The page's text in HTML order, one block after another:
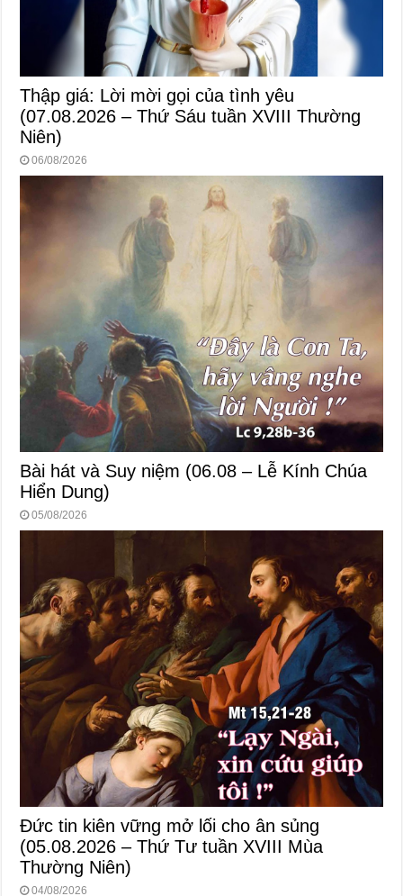
Thập giá: Lời mời gọi của tình yêu
(07.08.2026 – Thứ Sáu tuần XVIII Thường
Niên)
06/08/2026
Bài hát và Suy niệm (06.08 – Lễ Kính Chúa
Hiển Dung)
05/08/2026
Đức tin kiên vững mở lối cho ân sủng
(05.08.2026 – Thứ Tư tuần XVIII Mùa
Thường Niên)
04/08/2026